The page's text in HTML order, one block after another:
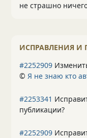
не страшно
ИСПРАВЛЕНИЯ И
#2252909
© Я не знаю кто
#2253341
публикации?
#2252909